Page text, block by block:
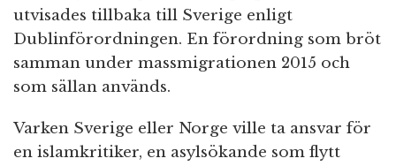
utvisades tillbaka till Sverige enligt
Dublinförordningen. En förordning som bröt
samman under massmigrationen 2015 och
som sällan används.
Varken Sverige eller Norge ville ta ansvar för
en islamkritiker, en asylsökande som flytt